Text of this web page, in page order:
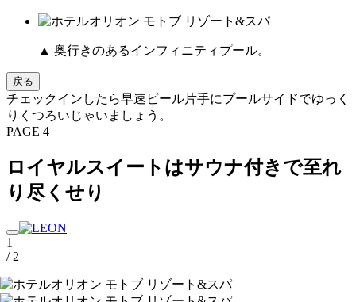
▲ 奥行きのあるインフィニティプール。
戻る
チェックインしたら早速ビール片手にプールサイドでゆっく
りくつろいじゃいましょう。
PAGE 4
ロイヤルスイートはサウナ付きで至れ
り尽くせり
1
/ 2